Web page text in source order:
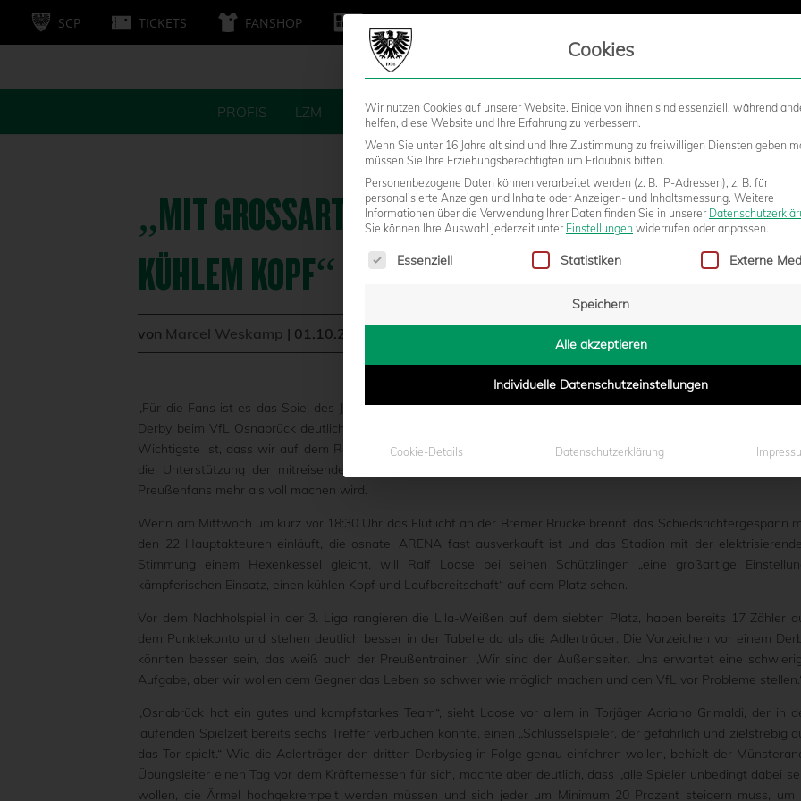
SCP TICKETS FANSHOP
PROFIS LZM FANS STADION BUSINESS KIDS
„MIT GROSSARTIGER EINSTELLUNG, EINSATZ UND K
ÜHLEM KOPF“ GEGEN OSNABRÜCK
von Marcel Weskamp | 01.10.2013 - 16:50
„Für die Fans ist es das Spiel des Jahres“, machte Sportvorstand Carsten Gockel auf der Pressekonferenz vor
Derby beim VfL Osnabrück deutlich. Aber auch Preußencoach Ralf Loose weiß um die Bedeutung der Partie:
Wichtigste ist, dass wir auf dem Rasen geschlossen als Mannschaft auftreten“, hofft der 50-Jährige außerdem
die Unterstützung der mitreisenden schwarz-weiß-grünen Anhängerschaft, die den Gästeblock mit circa
Preußenfans mehr als voll machen wird.
Wenn am Mittwoch um kurz vor 18:30 Uhr das Flutlicht an der Bremer Brücke brennt, das Schiedsrichtergespann
den 22 Hauptakteuren einläuft, die osnatel ARENA fast ausverkauft ist und das Stadion mit der
Stimmung einem Hexenkessel gleicht, will Ralf Loose bei seinen Schützlingen „eine großartige
kämpferischen Einsatz, einen kühlen Kopf und Laufbereitschaft“ auf dem Platz sehen.
Vor dem Nachholspiel in der 3. Liga rangieren die Lila-Weißen auf dem siebten Platz, haben bereits 17 Zähler
dem Punktekonto und stehen deutlich besser in der Tabelle da als die Adlerträger. Die Vorzeichen vor einem
könnten besser sein, das weiß auch der Preußentrainer: „Wir sind der Außenseiter. Uns erwartet eine
Aufgabe, aber wir wollen dem Gegner das Leben so schwer wie möglich machen und den VfL vor Probleme
„Osnabrück hat ein gutes und kampfstarkes Team“, sieht Loose vor allem in Torjäger Adriano Grimaldi, der in
laufenden Spielzeit bereits sechs Treffer verbuchen konnte, einen „Schlüsselspieler, der gefährlich und zielstrebig
das Tor spielt.“ Wie die Adlerträger den dritten Derbysieg in Folge genau einfahren wollen, behielt der
Übungsleiter einen Tag vor dem Kräftemessen für sich, machte aber deutlich, dass „alle Spieler unbedingt dabei
wollen, die Ärmel hochgekrempelt werden müssen und sich jeder um Minimum 20 Prozent steigern muss, um
Cookies
Wir nutzen Cookies auf unserer Website. Einige von ihnen sind essenziell, während
helfen, diese Website und Ihre Erfahrung zu verbessern.
Wenn Sie unter 16 Jahre alt sind und Ihre Zustimmung zu freiwilligen Diensten geben
müssen Sie Ihre Erziehungsberechtigten um Erlaubnis bitten.
Personenbezogene Daten können verarbeitet werden (z. B. IP-Adressen), z. B. für
personalisierte Anzeigen und Inhalte oder Anzeigen- und Inhaltsmessung. Weitere
Informationen über die Verwendung Ihrer Daten finden Sie in unserer
Sie können Ihre Auswahl jederzeit unter Einstellungen widerrufen oder anpassen.
Es folgt eine Liste der Service-Gruppen, für die eine Einwilligung erteilt
Essenziell Statistiken Externe
Speichern
Alle akzeptieren
Individuelle Datenschutzeinstellungen
Cookie-Details Datenschutzerklärung